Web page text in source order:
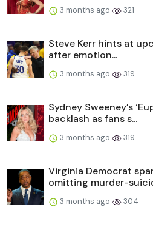
3 months ago 321
Steve Kerr hints at
after emotion...
3 months ago 319
Sydney Sweeney’s
backlash as fans s...
3 months ago 319
Virginia Democrat
omitting murder-
3 months ago 304